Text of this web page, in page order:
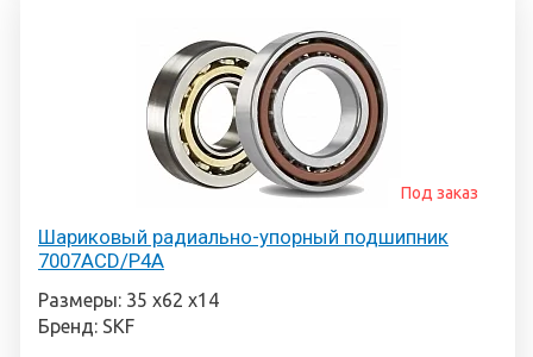
Шариковый радиально-упорный подшипник
7007ACD/P4A
Под заказ
Размеры: 35 х62 х14
Бренд: SKF